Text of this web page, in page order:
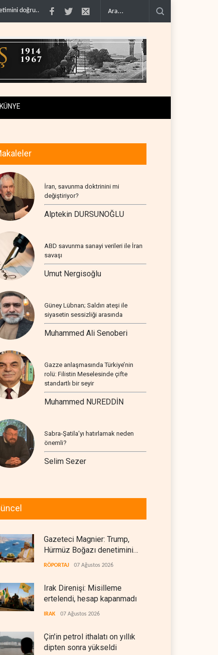
Çin'in petrol ithalatı on yıllık dipten sonra yükseldi..
KÜNYE
İran, savunma doktrinini mi
değiştiriyor?
Alptekin DURSUNOĞLU
ABD savunma sanayi verileri ile İran
savaşı
Umut Nergisoğlu
Güney Lübnan; Saldırı ateşi ile
siyasetin sessizliği arasında
Muhammed Ali Senoberi
Gazze anlaşmasında Türkiye’nin
rolü: Filistin Meselesinde çifte
standartlı bir seyir
Muhammed NUREDDİN
Sabra-Şatila’yı hatırlamak neden
önemli?
Selim Sezer
Gazeteci Magnier: Trump,
Hürmüz Boğazı denetimini
doğrudan İran ve Umman'a
RÖPORTAJ 07 Ağustos 2026
Irak Direnişi: Misilleme
ertelendi, hesap kapanmadı
IRAK 07 Ağustos 2026
Çin'in petrol ithalatı on yıllık
dipten sonra yükseldi